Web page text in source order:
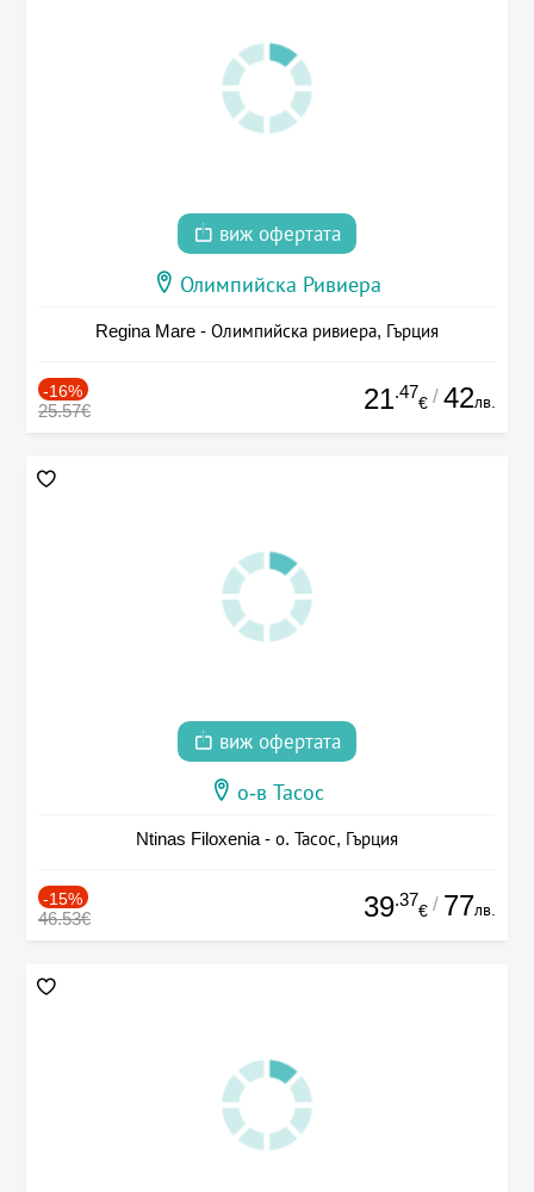
виж офертата
Олимпийска Ривиера
Regina Mare - Олимпийска ривиера, Гърция
-16%
25.57€ 21.47
€ / 42лв.
виж офертата
о-в Тасос
Ntinas Filoxenia - о. Тасос, Гърция
-15%
46.53€ 39.37
€ / 77лв.